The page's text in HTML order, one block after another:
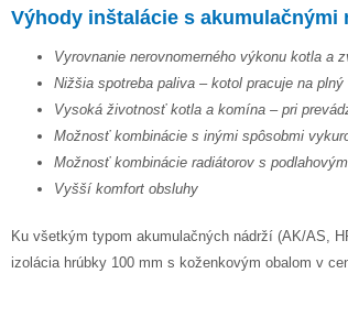
Výhody inštalácie s akumulačnými
Vyrovnanie nerovnomerného výkonu kotla a
Nižšia spotreba paliva – kotol pracuje na
Vysoká životnosť kotla a komína – pri
Možnosť kombinácie s inými spôsobmi
Možnosť kombinácie radiátorov s
Vyšší komfort obsluhy
Ku všetkým typom akumulačných nádrží (AK/AS,
izolácia hrúbky 100 mm s koženkovým obalom v